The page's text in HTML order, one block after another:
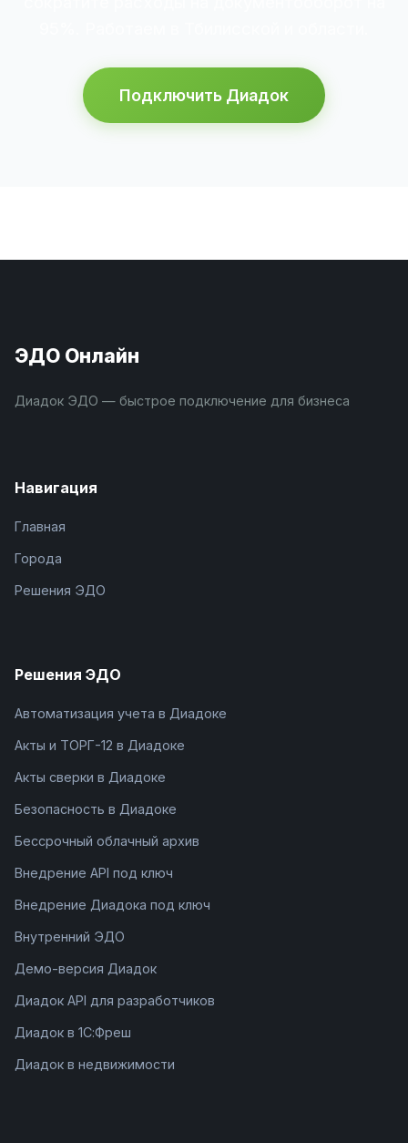
Подключить Диадок
ЭДО Онлайн
Диадок ЭДО — быстрое подключение для бизнеса
Навигация
Главная
Города
Решения ЭДО
Решения ЭДО
Автоматизация учета в Диадоке
Акты и ТОРГ-12 в Диадоке
Акты сверки в Диадоке
Безопасность в Диадоке
Бессрочный облачный архив
Внедрение API под ключ
Внедрение Диадока под ключ
Внутренний ЭДО
Демо-версия Диадок
Диадок API для разработчиков
Диадок в 1С:Фреш
Диадок в недвижимости